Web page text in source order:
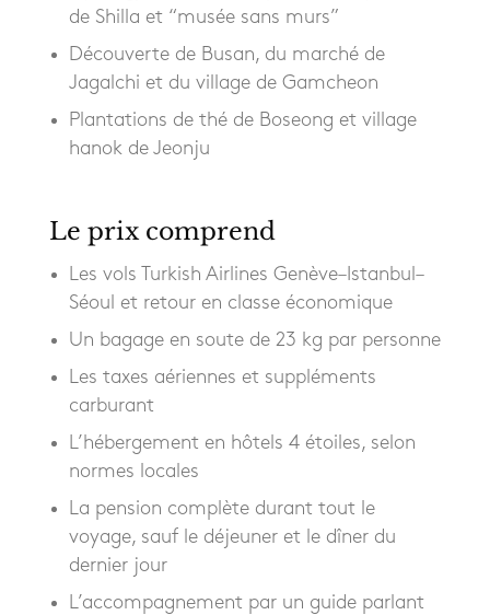
de Shilla et “musée sans murs”
Découverte de Busan, du marché de
Jagalchi et du village de Gamcheon
Plantations de thé de Boseong et village
hanok de Jeonju
Le prix comprend
Les vols Turkish Airlines Genève–Istanbul–
Séoul et retour en classe économique
Un bagage en soute de 23 kg par personne
Les taxes aériennes et suppléments
carburant
L’hébergement en hôtels 4 étoiles, selon
normes locales
La pension complète durant tout le
voyage, sauf le déjeuner et le dîner du
dernier jour
L’accompagnement par un guide parlant